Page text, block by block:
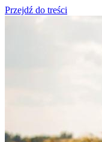
Przejdź do treści